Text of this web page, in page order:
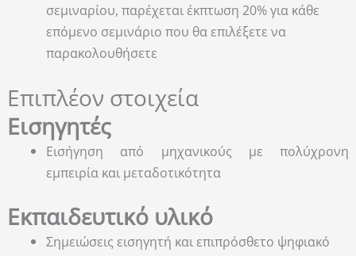
σεμιναρίου, παρέχεται έκπτωση 20% για κάθε
επόμενο σεμινάριο που θα επιλέξετε να
παρακολουθήσετε
Επιπλέον στοιχεία
Εισηγητές
Εισήγηση από μηχανικούς με πολύχρονη
εμπειρία και μεταδοτικότητα
Εκπαιδευτικό υλικό
Σημειώσεις εισηγητή και επιπρόσθετο ψηφιακό